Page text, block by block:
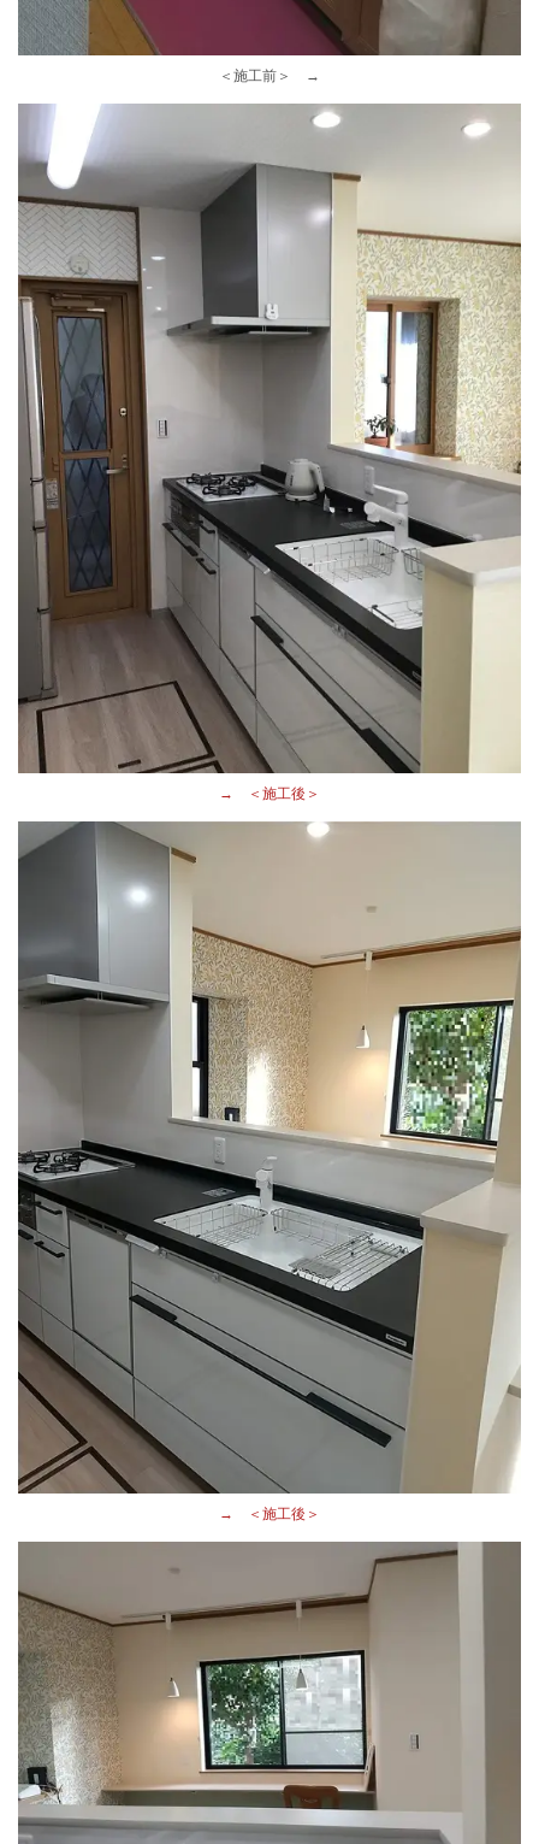
＜施工前＞ →
→ ＜施工後＞
→ ＜施工後＞